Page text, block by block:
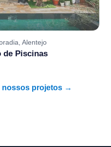
Alentejo
de Piscinas
nossos projetos →